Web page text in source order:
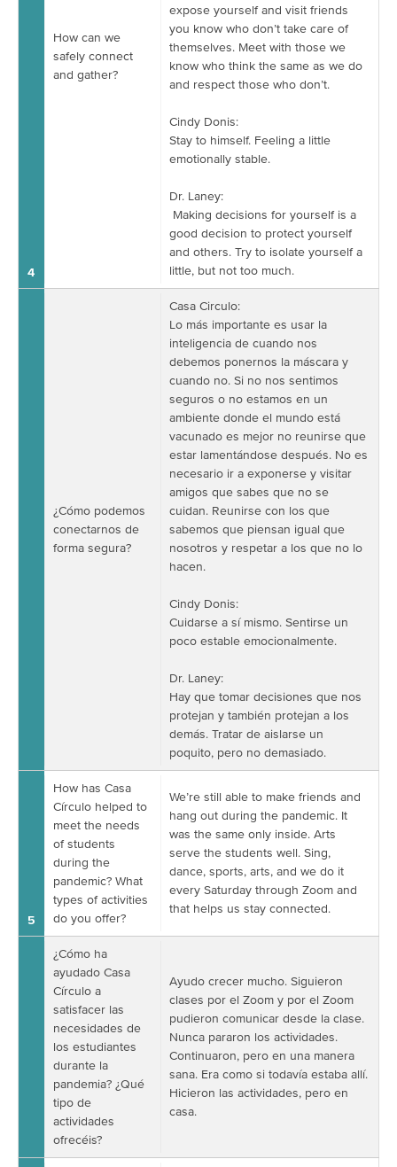
4
How can we
safely connect
and gather?
expose yourself and visit friends
you know who don’t take care of
themselves. Meet with those we
know who think the same as we do
and respect those who don’t.
Cindy Donis:
Stay to himself. Feeling a little
emotionally stable.
Dr. Laney:
Making decisions for yourself is a
good decision to protect yourself
and others. Try to isolate yourself a
little, but not too much.
¿Cómo podemos
conectarnos de
forma segura?
Casa Circulo:
Lo más importante es usar la
inteligencia de cuando nos
debemos ponernos la máscara y
cuando no. Si no nos sentimos
seguros o no estamos en un
ambiente donde el mundo está
vacunado es mejor no reunirse que
estar lamentándose después. No es
necesario ir a exponerse y visitar
amigos que sabes que no se
cuidan. Reunirse con los que
sabemos que piensan igual que
nosotros y respetar a los que no lo
hacen.
Cindy Donis:
Cuidarse a sí mismo. Sentirse un
poco estable emocionalmente.
Dr. Laney:
Hay que tomar decisiones que nos
protejan y también protejan a los
demás. Tratar de aislarse un
poquito, pero no demasiado.
5
How has Casa
Círculo helped to
meet the needs
of students
during the
pandemic? What
types of activities
do you offer?
We’re still able to make friends and
hang out during the pandemic. It
was the same only inside. Arts
serve the students well. Sing,
dance, sports, arts, and we do it
every Saturday through Zoom and
that helps us stay connected.
¿Cómo ha
ayudado Casa
Círculo a
satisfacer las
necesidades de
los estudiantes
durante la
pandemia? ¿Qué
tipo de
actividades
ofrecéis?
Ayudo crecer mucho. Siguieron
clases por el Zoom y por el Zoom
pudieron comunicar desde la clase.
Nunca pararon los actividades.
Continuaron, pero en una manera
sana. Era como si todavía estaba allí.
Hicieron las actividades, pero en
casa.